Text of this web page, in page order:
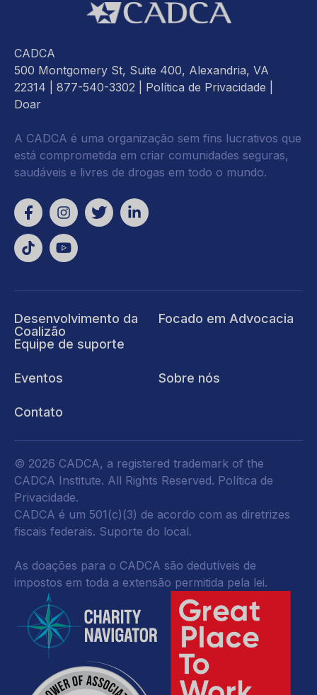
CADCA
500 Montgomery St, Suite 400, Alexandria, VA
22314 | 877-540-3302 | Política de Privacidade
Doar
A CADCA é uma organização sem fins lucrativos que
está comprometida em criar comunidades seguras,
saudáveis e livres de drogas em todo o mundo.
Desenvolvimento da
Coalizão
Equipe de suporte
Focado em Advocacia
Eventos Sobre nós
Contato
© 2026 CADCA, a registered trademark of the
CADCA Institute. All Rights Reserved. Política de
Privacidade.
CADCA é um 501(c)(3) de acordo com as diretrizes
fiscais federais. Suporte do local.
As doações para o CADCA são dedutíveis de
impostos em toda a extensão permitida pela lei.